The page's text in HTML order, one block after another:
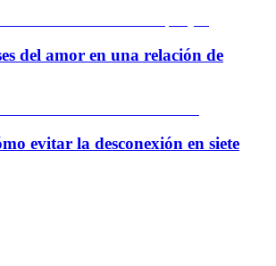
del amor en una relación de
evitar la desconexión en siete